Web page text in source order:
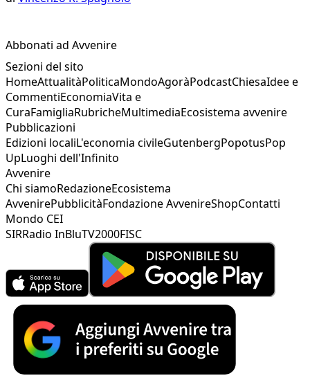
Abbonati ad Avvenire
Sezioni del sito
HomeAttualitàPoliticaMondoAgoràPodcastChiesaIdee e
CommentiEconomiaVita e
CuraFamigliaRubricheMultimediaEcosistema avvenire
Pubblicazioni
Edizioni localiL'economia civileGutenbergPopotusPop
UpLuoghi dell'Infinito
Avvenire
Chi siamoRedazioneEcosistema
AvvenirePubblicitàFondazione AvvenireShopContatti
Mondo CEI
SIRRadio InBluTV2000FISC